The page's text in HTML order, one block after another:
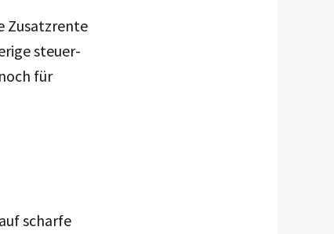
Zusatzrente
steuer-
für
scharfe